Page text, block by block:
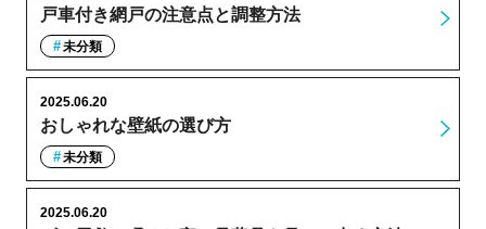
戸車付き網戸の注意点と調整方法
未分類
おしゃれな壁紙の選び方
2025.06.20
未分類
2025.06.20